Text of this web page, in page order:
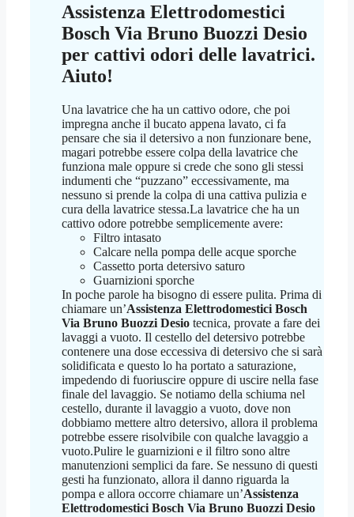
Assistenza Elettrodomestici
Bosch Via Bruno Buozzi Desio
per cattivi odori delle lavatrici.
Aiuto!
Una lavatrice che ha un cattivo odore, che poi
impregna anche il bucato appena lavato, ci fa
pensare che sia il detersivo a non funzionare bene,
magari potrebbe essere colpa della lavatrice che
funziona male oppure si crede che sono gli stessi
indumenti che “puzzano” eccessivamente, ma
nessuno si prende la colpa di una cattiva pulizia e
cura della lavatrice stessa.La lavatrice che ha un
cattivo odore potrebbe semplicemente avere:
Filtro intasato
Calcare nella pompa delle acque sporche
Cassetto porta detersivo saturo
Guarnizioni sporche
In poche parole ha bisogno di essere pulita. Prima di
chiamare un’Assistenza Elettrodomestici Bosch
Via Bruno Buozzi Desio tecnica, provate a fare dei
lavaggi a vuoto. Il cestello del detersivo potrebbe
contenere una dose eccessiva di detersivo che si sarà
solidificata e questo lo ha portato a saturazione,
impedendo di fuoriuscire oppure di uscire nella fase
finale del lavaggio. Se notiamo della schiuma nel
cestello, durante il lavaggio a vuoto, dove non
dobbiamo mettere altro detersivo, allora il problema
potrebbe essere risolvibile con qualche lavaggio a
vuoto.Pulire le guarnizioni e il filtro sono altre
manutenzioni semplici da fare. Se nessuno di questi
gesti ha funzionato, allora il danno riguarda la
pompa e allora occorre chiamare un’Assistenza
Elettrodomestici Bosch Via Bruno Buozzi Desio